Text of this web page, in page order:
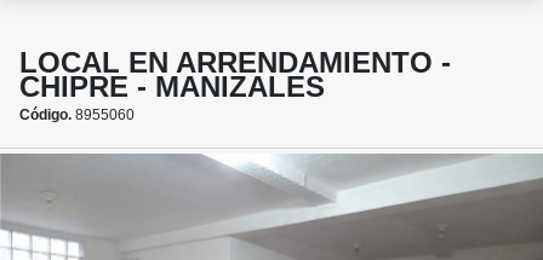
LOCAL EN ARRENDAMIENTO -
CHIPRE - MANIZALES
Código. 8955060